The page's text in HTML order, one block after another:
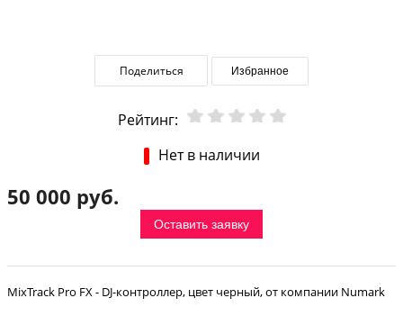
Поделиться Избранное
Рейтинг:
Нет в наличии
50 000 руб.
Оставить заявку
MixTrack Pro FX - DJ-контроллер, цвет черный, от компании Numark